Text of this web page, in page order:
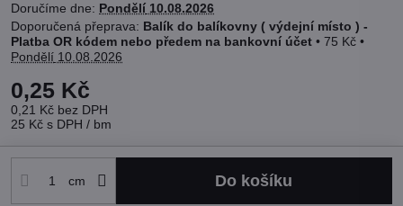
Doručíme dne: Pondělí 10.08.2026
Balík do balíkovny ( výdejní místo ) -
Platba OR kódem nebo předem na bankovní účet • 75 Kč •
Pondělí 10.08.2026
0,25 Kč
0,21 Kč bez DPH
25 Kč s DPH / bm
cm Do košíku